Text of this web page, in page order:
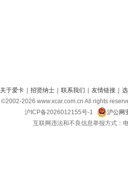
关于爱卡 招贤纳士 联系我们 友情链接
©2002-2026 www.xcar.com.cn All rights
沪ICP备2026012155号-1
沪公网
互联网违法和不良信息举报方式：